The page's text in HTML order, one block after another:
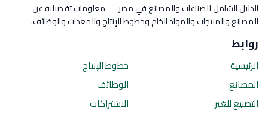
الدليل الشامل للصناعات والمصانع في مصر — معلومات تفصيلية عن
المصانع والمنتجات والمواد الخام وخطوط الإنتاج والمعدات والوظائف.
روابط
الرئيسية
المصانع
التصنيع للغير
خطوط الإنتاج
الوظائف
الاشتراكات